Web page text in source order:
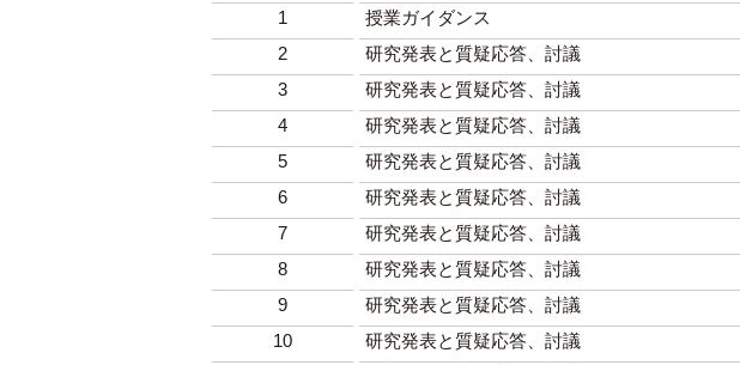
1
授業ガイダンス
2
研究発表と質疑応答、討議
3
研究発表と質疑応答、討議
4
研究発表と質疑応答、討議
5
研究発表と質疑応答、討議
6
研究発表と質疑応答、討議
7
研究発表と質疑応答、討議
8
研究発表と質疑応答、討議
9
研究発表と質疑応答、討議
10
研究発表と質疑応答、討議